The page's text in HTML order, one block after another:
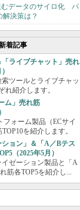
むデータのサイロ化 パ
決策は？
着記事
「ライブチャット」売れ
ツールとライブチャッ
れ紹介します。
ム」売れ筋
フォーム製品（ECサイ
を紹介します。
ション」＆「A／Bテス
（2025年5月）
ゼーション製品と「A
筋各TOP5を紹介し...